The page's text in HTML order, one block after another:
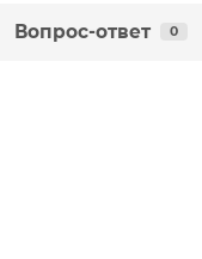
Вопрос-ответ 0